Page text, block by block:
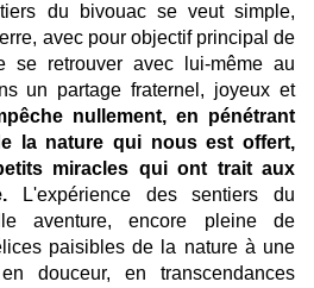
du bivouac se veut simple,
avec pour objectif principal de
se retrouver avec lui-même au
un partage fraternel, joyeux et
nullement, en pénétrant
la nature qui nous est offert,
miracles qui ont trait aux
L'expérience des sentiers du
aventure, encore pleine de
paisibles de la nature à une
douceur, en transcendances